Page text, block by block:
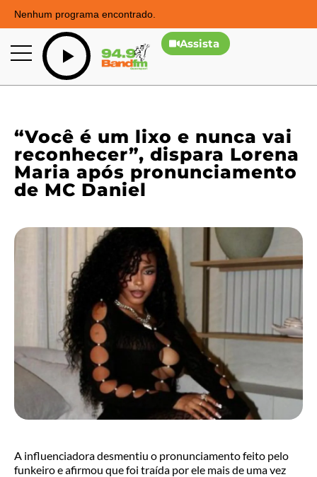
Nenhum programa encontrado.
Assista
“Você é um lixo e nunca vai
reconhecer”, dispara Lorena
Maria após pronunciamento
de MC Daniel
A influenciadora desmentiu o pronunciamento feito pelo
funkeiro e afirmou que foi traída por ele mais de uma vez